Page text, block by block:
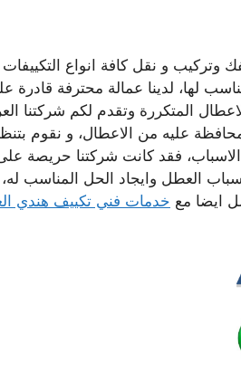
وتركيب و نقل كافة انواع
لها، لدينا عمالة محترفة قادرة
المتكررة وتقدم لكم
عليه من الاعطال، و نقوم
الاسباب، فقد كانت شركتنا حريصة
العطل وايجاد الحل المناسب
ايضا مع خدمات فني تكييف هندي